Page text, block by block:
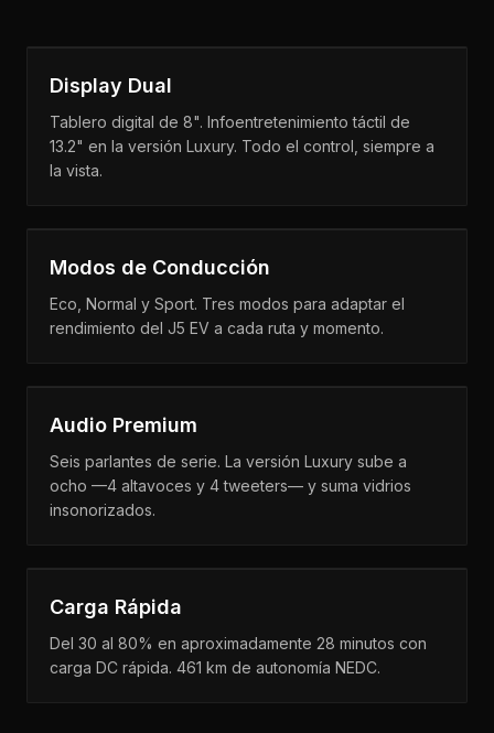
Display Dual
Tablero digital de 8". Infoentretenimiento táctil de
13.2" en la versión Luxury. Todo el control, siempre a
la vista.
Modos de Conducción
Eco, Normal y Sport. Tres modos para adaptar el
rendimiento del J5 EV a cada ruta y momento.
Audio Premium
Seis parlantes de serie. La versión Luxury sube a
ocho —4 altavoces y 4 tweeters— y suma vidrios
insonorizados.
Carga Rápida
Del 30 al 80% en aproximadamente 28 minutos con
carga DC rápida. 461 km de autonomía NEDC.